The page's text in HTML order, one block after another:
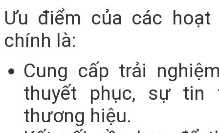
Ưu điểm của các
chính là:
Cung cấp trải
thuyết phục, sự tin
thương hiệu.